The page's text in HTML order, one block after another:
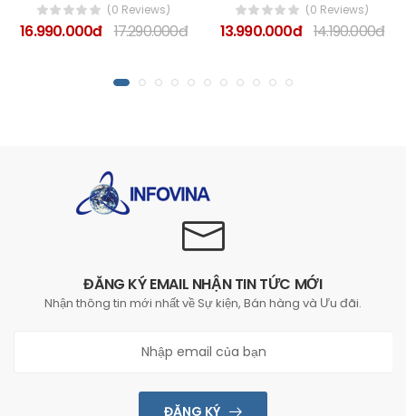
(0 Reviews)
16.990.000đ 17.290.000đ
(0 Reviews)
13.990.000đ 14.190.000đ
ĐĂNG KÝ EMAIL NHẬN TIN TỨC MỚI
Nhận thông tin mới nhất về Sự kiện, Bán hàng và Ưu đãi.
ĐĂNG KÝ